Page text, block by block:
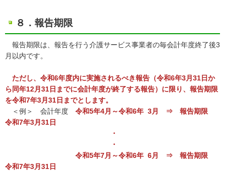
８．報告期限
報告期限は、報告を行う介護サービス事業者の毎会計年度終了後3
月以内です。
ただし、令和6年度内に実施されるべき報告（令和6年3月31日か
ら同年12月31日までに会計年度が終了する報告）に限り、報告期限
を令和7年3月31日までとします。
＜例＞ 会計年度 令和5年4月～令和6年 3月 ⇒ 報告期限
令和7年3月31日
・
・
令和5年7月～令和6年 6月 ⇒ 報告期限
令和7年3月31日